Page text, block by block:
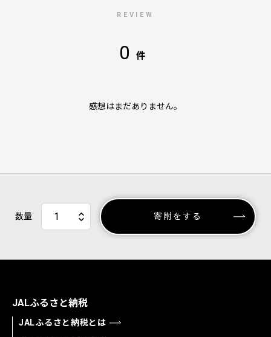
REVIEW
0 件
感想はまだありません。
数量 寄附をする
JALふるさと納税
JALふるさと納税とは